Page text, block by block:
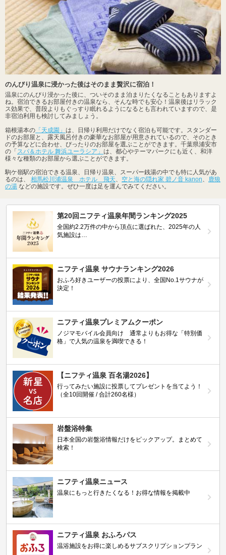
のんびり温泉に浸かった後はそのまま贅沢に宿泊！
温泉にのんびり浸かった後に、ついそのまま泊まりたくなることもありますよ
ね。宿泊できるお部屋付きの温泉なら、そんな時でも安心！温泉後はリラック
ス効果で、普段よりもぐっすり眠れるようになるとも言われていますので、是
非宿泊利用も検討してみましょう。
箱根湯本の 「天成園」 は、日帰り利用だけでなく宿泊も可能です。スタンダー
ドのお部屋と、露天風呂付きの豪華なお部屋が用意されているので、そのとき
の予算などに合わせ、ぴったりのお部屋を選ぶことができます。千葉県浦安市
の「スパ＆ホテル 舞浜ユーラシア」 は、都心やテーマパークにも近く、和洋
様々な種類のお部屋から選ぶことができます。
駒ケ嶺駅の宿泊できる温泉、日帰り温泉、スーパー銭湯の中でも特に人気があ
るのは、 相馬松川浦温泉 ホテル 飛天、 空と海の隠れ家 碧ノ音 kanon、 鹿狼
の湯 などの施設です。ぜひ一度は足を運んでみてください。
第20回ニフティ温泉年間ランキング2025
全国約2.2万件の中から頂点に選ばれた、2025年の人
気施設は…
ニフティ温泉 サウナランキング2026
おふろ好きユーザーの投票により、全国No.1サウナが
決定！
ニフティ温泉プレミアムクーポン
ノジマモバイル会員向け 通常よりもお得な「特別価
格」で人気の温泉を満喫できる！
【ニフティ温泉 百名湯2026】
行ってみたい施設に投票してプレゼントを当てよう！
（全10回開催 / 合計260名様）
岩盤浴特集
日本全国の岩盤浴情報だけをピックアップ。まとめて
検索！
ニフティ温泉ニュース
温泉にもっと行きたくなる！お得な情報を掲載中
ニフティ温泉 おふろパス
温浴施設をお得に楽しめるサブスクリプションプラン